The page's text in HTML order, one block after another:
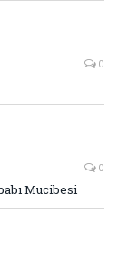
0
0
Mucibesi